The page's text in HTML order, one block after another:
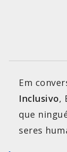
Em
Inclusivo,
que
seres